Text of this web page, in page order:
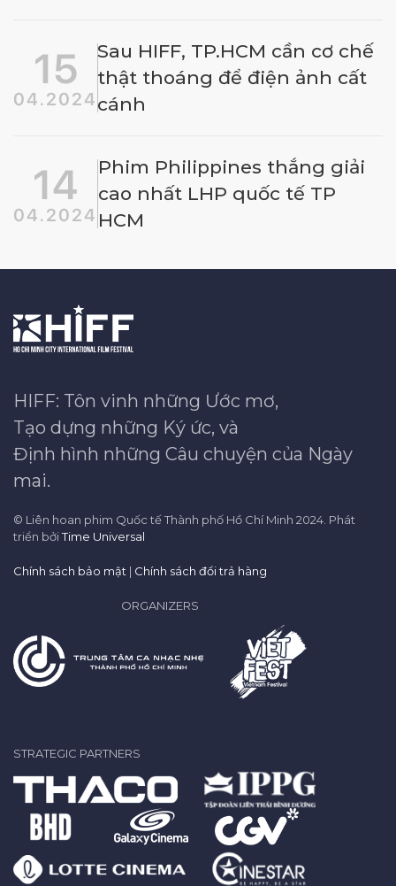
15
04.2024
Sau HIFF, TP.HCM cần cơ chế
thật thoáng để điện ảnh cất
cánh
14
04.2024
Phim Philippines thắng giải
cao nhất LHP quốc tế TP
HCM
HIFF: Tôn vinh những Ước mơ,
Tạo dựng những Ký ức, và
Định hình những Câu chuyện của Ngày
mai.
© Liên hoan phim Quốc tế Thành phố Hồ Chí Minh 2024. Phát
triển bởiTime Universal
Chính sách bảo mật | Chính sách đổi trả hàng
ORGANIZERS
STRATEGIC PARTNERS